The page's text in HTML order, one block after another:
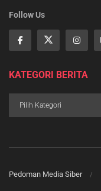
Follow Us
KATEGORI BERITA
Pedoman Media Siber